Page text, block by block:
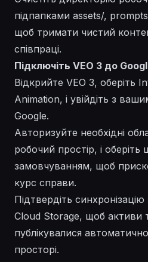
підпапками assets/,
щоб тримати чистий
співпраці.
Підключіть VEO 3 до
Відкрийте VEO 3, оберіть
Animation, і увійдіть з
Google.
Авторизуйте необхідні
робочий простір, і
замовчуванням, щоб
курс справи.
Підтвердіть
Cloud Storage, щоб активи
публікувалися
просторі.